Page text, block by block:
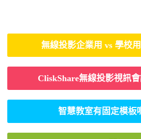
無線投影企業用 vs 學校
CliskShare無線投影視訊
智慧教室有固定模板